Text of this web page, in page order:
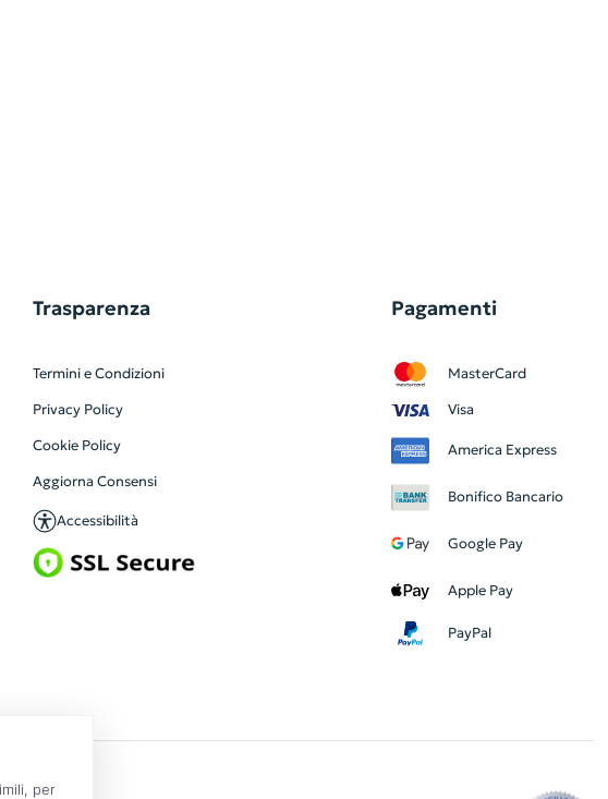
Trasparenza
Termini e Condizioni
Privacy Policy
Cookie Policy
Aggiorna Consensi
Accessibilità
Pagamenti
MasterCard
Visa
America Express
Bonifico Bancario
Google Pay
Apple Pay
PayPal